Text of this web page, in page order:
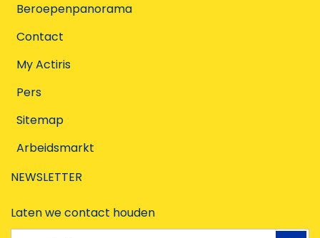
Beroepenpanorama
Contact
My Actiris
Pers
Sitemap
Arbeidsmarkt
NEWSLETTER
Laten we contact houden